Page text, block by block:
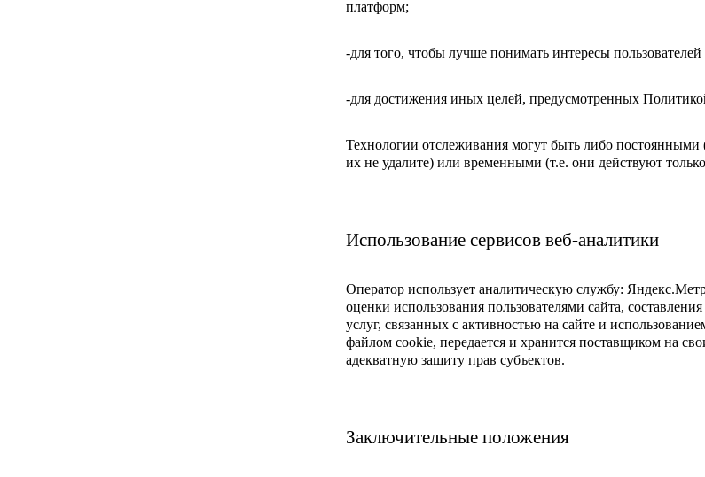
платформ;
-для того, чтобы лучше понимать интересы пользователей
-для достижения иных целей, предусмотренных
Технологии отслеживания могут быть либо
их не удалите) или временными (т.е. они действуют
Использование сервисов веб-аналитики
Оператор использует аналитическую службу:
оценки использования пользователями сайта,
услуг, связанных с активностью на сайте и
файлом cookie, передается и хранится поставщиком на
адекватную защиту прав субъектов.
Заключительные положения